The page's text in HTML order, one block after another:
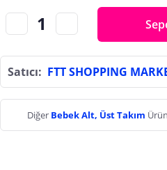
Satıcı: FTT SHOPPING
Diğer Bebek Alt, Üst Takım